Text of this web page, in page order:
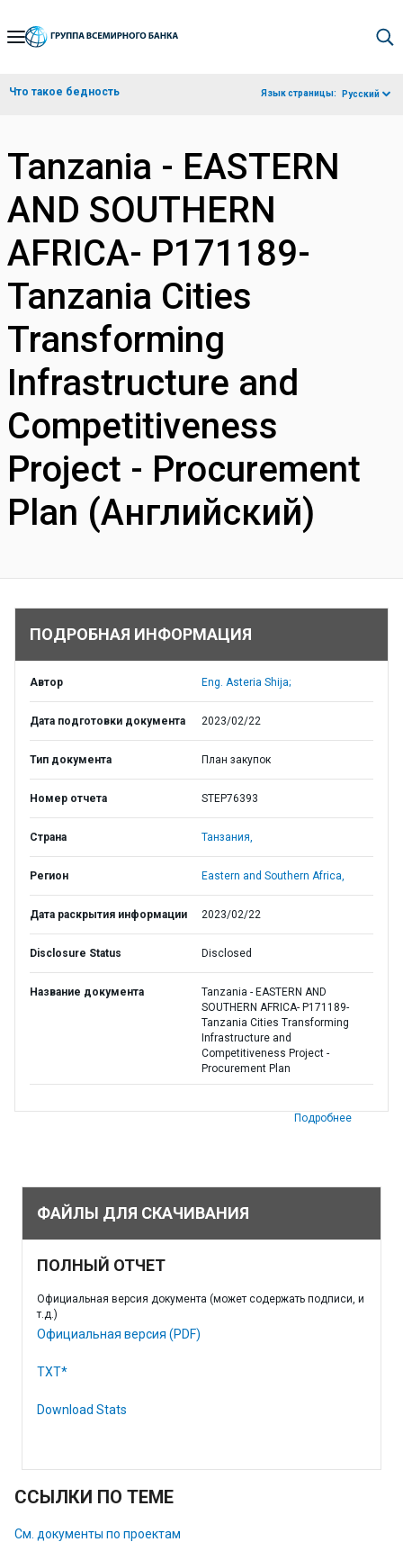
Skip
Navigation
Что такое бедность Язык страницы: Русский
Tanzania - EASTERN
AND SOUTHERN
AFRICA- P171189-
Tanzania Cities
Transforming
Infrastructure and
Competitiveness
Project - Procurement
Plan (Английский)
ПОДРОБНАЯ ИНФОРМАЦИЯ
Автор Eng. Asteria Shija;
Дата подготовки документа 2023/02/22
Тип документа План закупок
Номер отчета STEP76393
Страна Танзания,
Регион Eastern and Southern Africa,
Дата раскрытия информации 2023/02/22
Disclosure Status Disclosed
Название документа
Tanzania - EASTERN AND
SOUTHERN AFRICA- P171189-
Tanzania Cities Transforming
Infrastructure and
Competitiveness Project -
Procurement Plan
Подробнее
ФАЙЛЫ ДЛЯ СКАЧИВАНИЯ
ПОЛНЫЙ ОТЧЕТ
Официальная версия документа (может содержать подписи, и
т.д.)
Официальная версия (PDF)
TXT*
Download Stats
ССЫЛКИ ПО ТЕМЕ
См. документы по проектам